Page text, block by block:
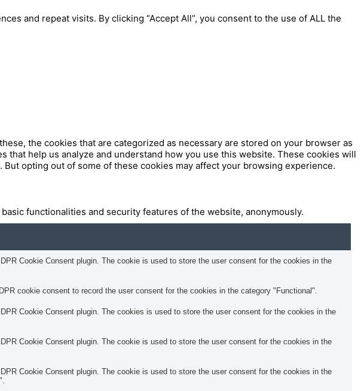
and repeat visits. By clicking “Accept All”, you consent to the use of ALL the
the cookies that are categorized as necessary are stored on your browser as
help us analyze and understand how you use this website. These cookies will
opting out of some of these cookies may affect your browsing experience.
functionalities and security features of the website, anonymously.
Cookie Consent plugin. The cookie is used to store the user consent for the cookies in the
cookie consent to record the user consent for the cookies in the category "Functional".
Cookie Consent plugin. The cookies is used to store the user consent for the cookies in the
Cookie Consent plugin. The cookie is used to store the user consent for the cookies in the
Cookie Consent plugin. The cookie is used to store the user consent for the cookies in the